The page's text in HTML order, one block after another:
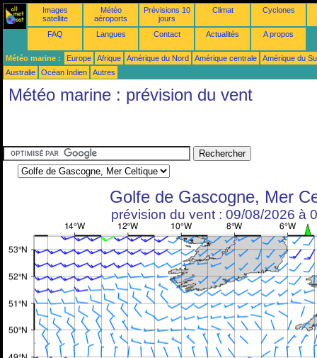
Images
satellite
Météo
aéroports
Prévisions 10
jours
Climat Cyclones
FAQ Langues Contact Actualités A propos
Météo marine : Europe Afrique Amérique du Nord Amérique centrale
Amérique du
Australie
Océan Indien Autres
Météo marine : prévision du vent
Golfe de Gascogne, Mer
prévision du vent : 09/08/2026 à